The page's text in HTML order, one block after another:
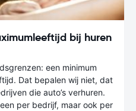
bij huren
een minimum
Dat bepalen wij niet, dat
die auto’s verhuren.
per bedrijf, maar ook per